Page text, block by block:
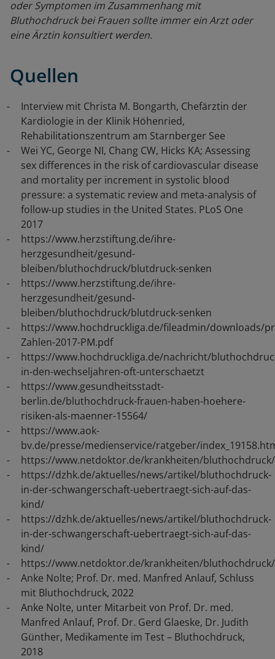
oder Symptomen im Zusammenhang mit
Bluthochdruck bei Frauen sollte immer ein Arzt oder
eine Ärztin konsultiert werden.
Quellen
Interview mit Christa M. Bongarth, Chefärztin der
Kardiologie in der Klinik Höhenried,
Rehabilitationszentrum am Starnberger See
Wei YC, George NI, Chang CW, Hicks KA; Assessing
sex differences in the risk of cardiovascular disease
and mortality per increment in systolic blood
pressure: a systematic review and meta-analysis of
follow-up studies in the United States. PLoS One
2017
https://www.herzstiftung.de/ihre-
herzgesundheit/gesund-
bleiben/bluthochdruck/blutdruck-senken
https://www.herzstiftung.de/ihre-
herzgesundheit/gesund-
bleiben/bluthochdruck/blutdruck-senken
https://www.hochdruckliga.de/fileadmin/downloads/
Zahlen-2017-PM.pdf
https://www.hochdruckliga.de/nachricht/
in-den-wechseljahren-oft-unterschaetzt
https://www.gesundheitsstadt-
berlin.de/bluthochdruck-frauen-haben-hoehere-
risiken-als-maenner-15564/
https://www.aok-
bv.de/presse/medienservice/ratgeber/
https://www.netdoktor.de/krankheiten/
https://dzhk.de/aktuelles/news/artikel/bluthochdruck-
in-der-schwangerschaft-uebertraegt-sich-auf-das-
kind/
https://dzhk.de/aktuelles/news/artikel/bluthochdruck-
in-der-schwangerschaft-uebertraegt-sich-auf-das-
kind/
https://www.netdoktor.de/krankheiten/
Anke Nolte; Prof. Dr. med. Manfred Anlauf, Schluss
mit Bluthochdruck, 2022
Anke Nolte, unter Mitarbeit von Prof. Dr. med.
Manfred Anlauf, Prof. Dr. Gerd Glaeske, Dr. Judith
Günther, Medikamente im Test – Bluthochdruck,
2018